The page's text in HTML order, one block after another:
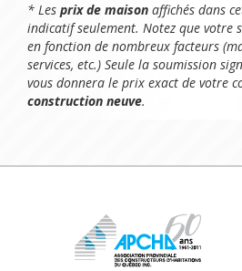
* Les prix de maison affichés dans
indicatif seulement. Notez que votre
en fonction de nombreux facteurs
services, etc.) Seule la soumission
vous donnera le prix exact de votre
construction neuve.